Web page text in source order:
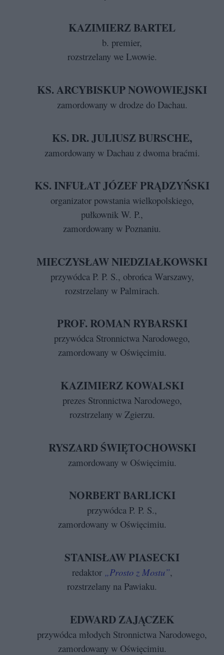
KAZIMIERZ BARTEL
b. premier,
rozstrzelany we Lwowie.
KS. ARCYBISKUP NOWOWIEJSKI
zamordowany w drodze do Dachau.
KS. DR. JULIUSZ BURSCHE,
zamordowany w Dachau z dwoma braćmi.
KS. INFUŁAT JÓZEF PRĄDZYŃSKI
organizator powstania wielkopolskiego,
pułkownik W. P.,
zamordowany w Poznaniu.
MIECZYSŁAW NIEDZIAŁKOWSKI
przywódca P. P. S., obrońca Warszawy,
rozstrzelany w Palmirach.
PROF. ROMAN RYBARSKI
przywódca Stronnictwa Narodowego,
zamordowany w Oświęcimiu.
KAZIMIERZ KOWALSKI
prezes Stronnictwa Narodowego,
rozstrzelany w Zgierzu.
RYSZARD ŚWIĘTOCHOWSKI
zamordowany w Oświęcimiu.
NORBERT BARLICKI
przywódca P. P. S.,
zamordowany w Oświęcimiu.
STANISŁAW PIASECKI
redaktor „Prosto z Mostu”,
rozstrzelany na Pawiaku.
EDWARD ZAJĄCZEK
przywódca młodych Stronnictwa Narodowego,
zamordowany w Oświęcimiu.